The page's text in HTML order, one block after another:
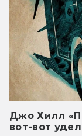
Джо Хилл
вот-вот